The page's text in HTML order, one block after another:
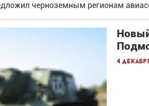
черноземным регионам
4